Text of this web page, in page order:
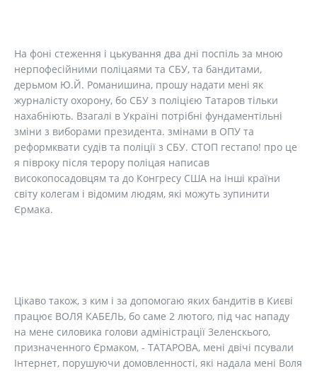
На фоні стеження і цькування два дні поспіль за мною
нерпофесійними поліцаями та СБУ, та бандитами,
дерьмом Ю.Й. Романишина, прошу надати мені як
журналісту охорону, бо СБУ з поліцією Татаров тільки
нахабніють. Взагалі в Україні потрібні фундаментільні
зміни з виборами президента. змінами в ОПУ та
реформквати судів та поліції з СБУ. СТОП гестапо! про це
я півроку після терору поліцая написав
високопосадовцям та до Конгресу США на інші країни
світу колегам і відомим людям, які можуть зупинити
Єрмака.
Цікаво також, з ким і за допомогаю яких бандитів в Києві
працює ВОЛЯ КАБЕЛЬ, бо саме 2 лютого, під час нападу
на мене силовика голови адміністрації Зеленскього,
призначенного Єрмаком, - ТАТАРОВА, мені двічі псували
Інтернет, порушуючи домовленності, які надала мені Воля